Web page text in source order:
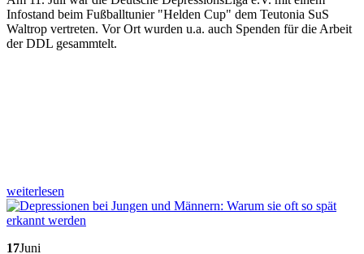
Infostand beim Fußballtunier "Helden Cup" dem Teutonia SuS
Waltrop vertreten. Vor Ort wurden u.a. auch Spenden für die Arbeit
der DDL gesammtelt.
weiterlesen
17Juni